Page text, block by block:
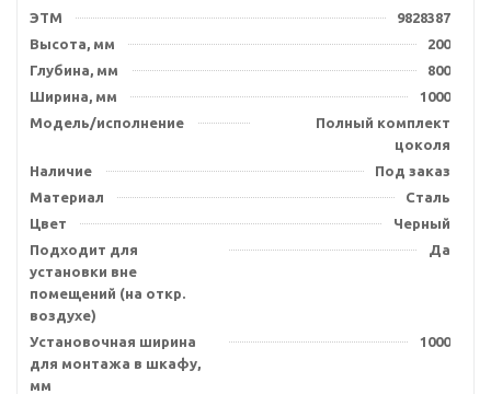
ЭТМ
9828387
Высота, мм
200
Глубина, мм
800
Ширина, мм
1000
Модель/исполнение
Полный комплект
цоколя
Наличие
Под заказ
Материал
Сталь
Цвет
Черный
Подходит для
установки вне
помещений (на откр.
воздухе)
Да
Установочная ширина
для монтажа в шкафу,
мм
1000